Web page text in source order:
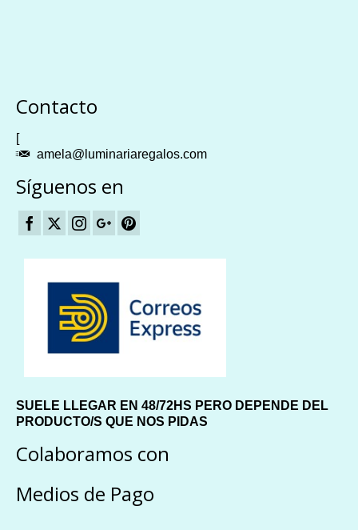
Contacto
[
amela@luminariaregalos.com
Síguenos en
SUELE LLEGAR EN 48/72HS PERO DEPENDE DEL
PRODUCTO/S QUE NOS PIDAS
Colaboramos con
Medios de Pago